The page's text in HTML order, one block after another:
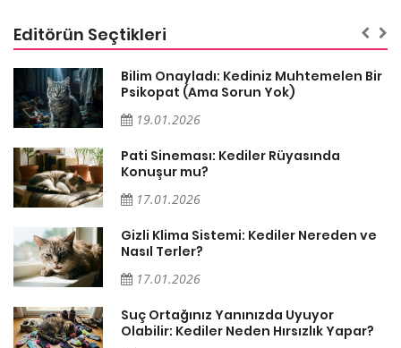
Editörün Seçtikleri
Bilim Onayladı: Kediniz Muhtemelen Bir
Psikopat (Ama Sorun Yok)
19.01.2026
Pati Sineması: Kediler Rüyasında
Konuşur mu?
17.01.2026
Gizli Klima Sistemi: Kediler Nereden ve
Nasıl Terler?
17.01.2026
Suç Ortağınız Yanınızda Uyuyor
Olabilir: Kediler Neden Hırsızlık Yapar?